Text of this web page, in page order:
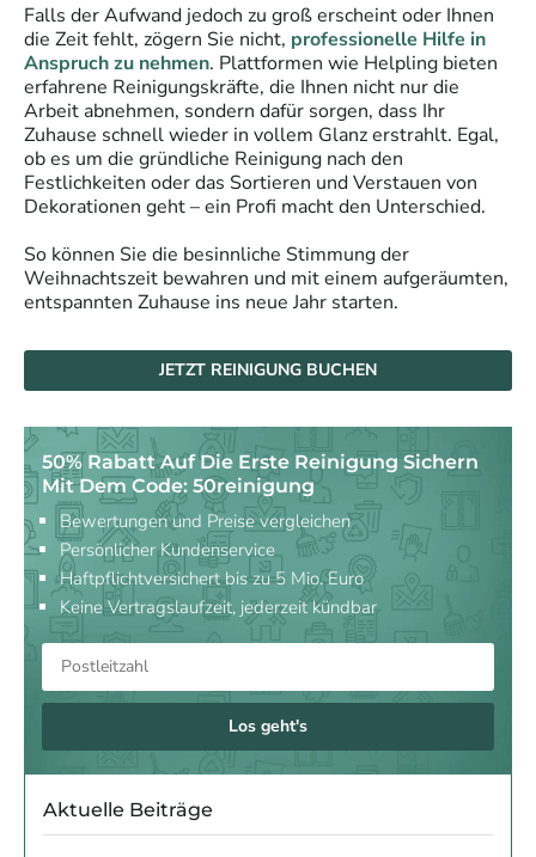
Falls der Aufwand jedoch zu groß erscheint oder Ihnen
die Zeit fehlt, zögern Sie nicht, professionelle Hilfe in
Anspruch zu nehmen. Plattformen wie Helpling bieten
erfahrene Reinigungskräfte, die Ihnen nicht nur die
Arbeit abnehmen, sondern dafür sorgen, dass Ihr
Zuhause schnell wieder in vollem Glanz erstrahlt. Egal,
ob es um die gründliche Reinigung nach den
Festlichkeiten oder das Sortieren und Verstauen von
Dekorationen geht – ein Profi macht den Unterschied.
So können Sie die besinnliche Stimmung der
Weihnachtszeit bewahren und mit einem aufgeräumten,
entspannten Zuhause ins neue Jahr starten.
JETZT REINIGUNG BUCHEN
50% Rabatt Auf Die Erste Reinigung Sichern
Mit Dem Code: 50reinigung
Bewertungen und Preise vergleichen
Persönlicher Kundenservice
Haftpflichtversichert bis zu 5 Mio. Euro
Keine Vertragslaufzeit, jederzeit kündbar
Los geht's
Aktuelle Beiträge